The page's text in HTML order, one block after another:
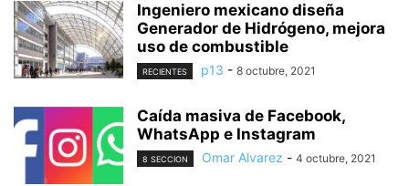
Ingeniero mexicano diseña
Generador de Hidrógeno, mejora
uso de combustible
RECIENTES p13 - 8 octubre, 2021
Caída masiva de Facebook,
WhatsApp e Instagram
8 SECCION Omar Alvarez - 4 octubre, 2021